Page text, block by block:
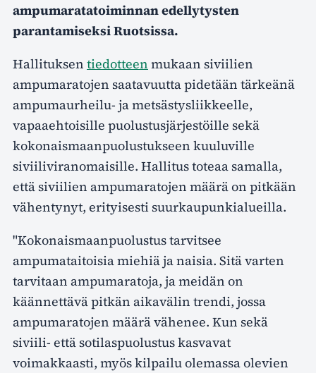
ampumaratatoiminnan edellytysten
parantamiseksi Ruotsissa.
Hallituksen tiedotteen mukaan siviilien
ampumaratojen saatavuutta pidetään tärkeänä
ampumaurheilu- ja metsästysliikkeelle,
vapaaehtoisille puolustusjärjestöille sekä
kokonaismaanpuolustukseen kuuluville
siviiliviranomaisille. Hallitus toteaa samalla,
että siviilien ampumaratojen määrä on pitkään
vähentynyt, erityisesti suurkaupunkialueilla.
"Kokonaismaanpuolustus tarvitsee
ampumataitoisia miehiä ja naisia. Sitä varten
tarvitaan ampumaratoja, ja meidän on
käännettävä pitkän aikavälin trendi, jossa
ampumaratojen määrä vähenee. Kun sekä
siviili- että sotilaspuolustus kasvavat
voimakkaasti, myös kilpailu olemassa olevien